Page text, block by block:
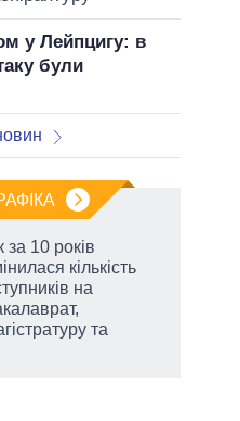
у Лейпцигу: в
були
за 10 років
кількість
на
та